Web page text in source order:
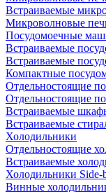
Встраиваемые
Микроволновые
Посудомоечные
Встраиваемые
Встраиваемые
Компактные
Отдельностоящие
Отдельностоящие
Встраиваемые
Встраиваемые
Холодильники
Отдельностоящие
Встраиваемые
Холодильники Side-
Винные